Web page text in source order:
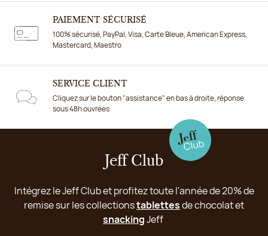
PAIEMENT SÉCURISÉ
100% sécurisé, PayPal, Visa, Carte Bleue, American Express,
Mastercard, Maestro
SERVICE CLIENT
Cliquez sur le bouton "assistance" en bas à droite, réponse
sous 48h ouvrées
Jeff Club
Intégrez le Jeff Club et profitez toute l'année de 20% de
remise sur les collectionstablettesde chocolat et
snackingJeff